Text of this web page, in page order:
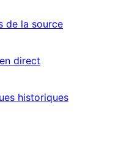
de la source
direct
historiques